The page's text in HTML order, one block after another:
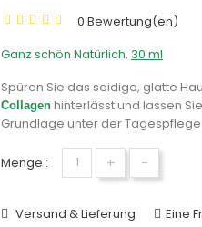
0 Bewertung(en)
Ganz schön Natürlich, 30 ml
Spüren Sie das seidige, glatte
Collagen hinterlässt und lassen
Grundlage unter der
Menge : + -
Versand & Lieferung Eine